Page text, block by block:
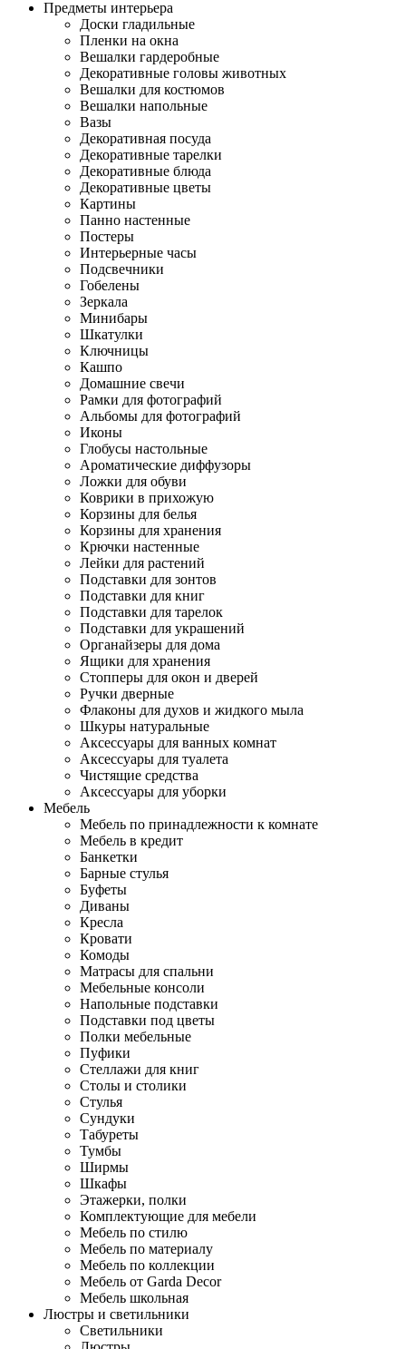
Предметы интерьера
Доски гладильные
Пленки на окна
Вешалки гардеробные
Декоративные головы животных
Вешалки для костюмов
Вешалки напольные
Вазы
Декоративная посуда
Декоративные тарелки
Декоративные блюда
Декоративные цветы
Картины
Панно настенные
Постеры
Интерьерные часы
Подсвечники
Гобелены
Зеркала
Минибары
Шкатулки
Ключницы
Кашпо
Домашние свечи
Рамки для фотографий
Альбомы для фотографий
Иконы
Глобусы настольные
Ароматические диффузоры
Ложки для обуви
Коврики в прихожую
Корзины для белья
Корзины для хранения
Крючки настенные
Лейки для растений
Подставки для зонтов
Подставки для книг
Подставки для тарелок
Подставки для украшений
Органайзеры для дома
Ящики для хранения
Стопперы для окон и дверей
Ручки дверные
Флаконы для духов и жидкого мыла
Шкуры натуральные
Аксессуары для ванных комнат
Аксессуары для туалета
Чистящие средства
Аксессуары для уборки
Мебель
Мебель по принадлежности к комнате
Мебель в кредит
Банкетки
Барные стулья
Буфеты
Диваны
Кресла
Кровати
Комоды
Матрасы для спальни
Мебельные консоли
Напольные подставки
Подставки под цветы
Полки мебельные
Пуфики
Стеллажи для книг
Столы и столики
Стулья
Сундуки
Табуреты
Тумбы
Ширмы
Шкафы
Этажерки, полки
Комплектующие для мебели
Мебель по стилю
Мебель по материалу
Мебель по коллекции
Мебель от Garda Decor
Мебель школьная
Люстры и светильники
Светильники